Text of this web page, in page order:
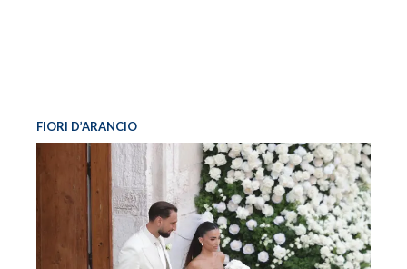
FIORI D’ARANCIO